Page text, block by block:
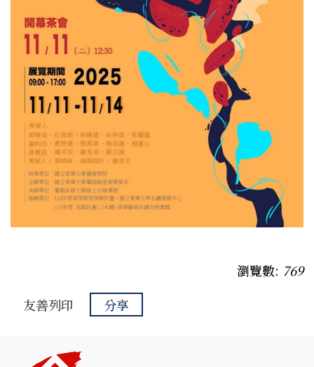
瀏覽數: 769
友善列印
分享